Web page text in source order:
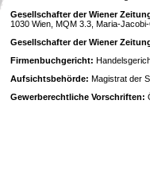
Gesellschafter der Wiener
1030 Wien, MQM 3.3, Maria-
Gesellschafter der Wiener
Firmenbuchgericht:
Aufsichtsbehörde: Magistrat der
Gewerberechtliche Vorschriften: